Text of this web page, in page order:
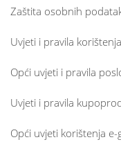
Zaštita osobnih
Uvjeti i pravila
Opći uvjeti i pravila
Uvjeti i pravila
Opći uvjeti korištenja